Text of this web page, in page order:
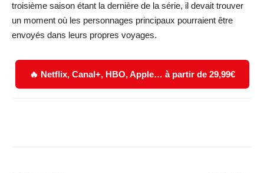
troisième saison étant la dernière de la série, il devait trouver
un moment où les personnages principaux pourraient être
envoyés dans leurs propres voyages.
🔥 Netflix, Canal+, HBO, Apple… à partir de 29,99€